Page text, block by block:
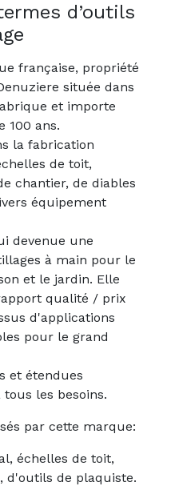
d’outils
française, propriété
située dans
et importe
100 ans.
la fabrication
de toit,
chantier, de diables
équipement
devenue une
à main pour le
et le jardin. Elle
qualité / prix
d'applications
pour le grand
et étendues
les besoins.
par cette marque:
échelles de toit,
d'outils de plaquiste.